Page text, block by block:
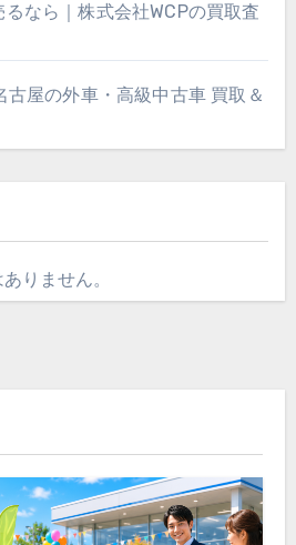
なら｜株式会社WCPの買取査
古屋の外車・高級中古車 買取＆
りません。